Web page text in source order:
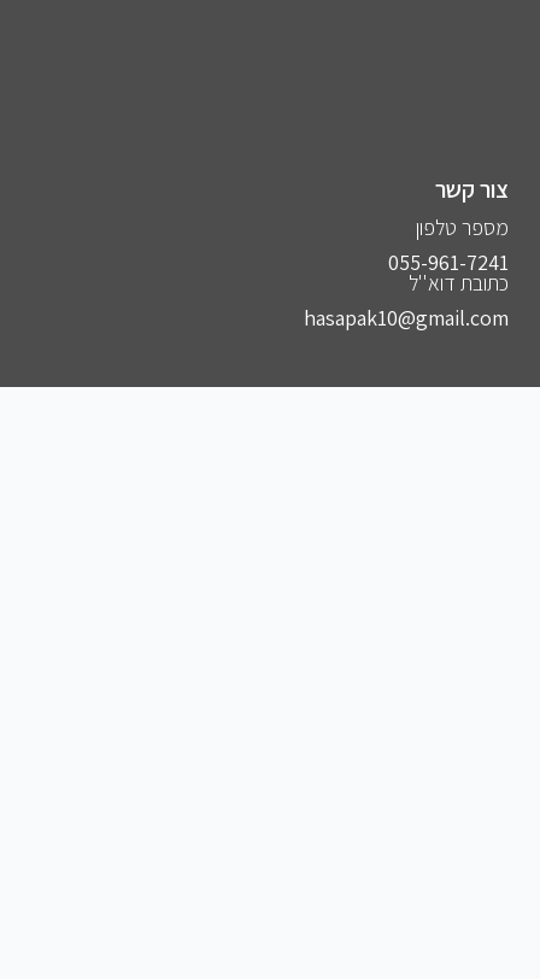
צור קשר
מספר טלפון
055-961-7241⁩
כתובת דוא''ל
hasapak10@gmail.com